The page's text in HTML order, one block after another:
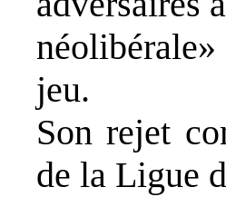
jeu.
Son rejet
de la Ligue